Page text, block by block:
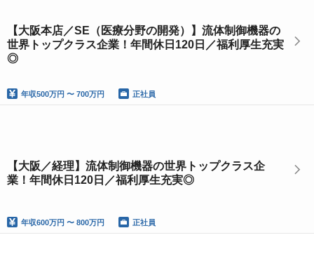
【大阪本店／SE（医療分野の開発）】流体制御機器の
世界トップクラス企業！年間休日120日／福利厚生充実
◎
年収500万円 〜 700万円 正社員
【大阪／経理】流体制御機器の世界トップクラス企
業！年間休日120日／福利厚生充実◎
年収600万円 〜 800万円 正社員